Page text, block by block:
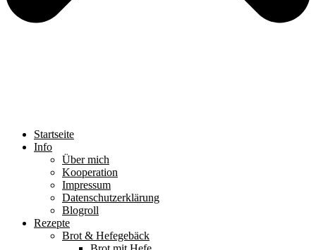
Startseite
Info
Über mich
Kooperation
Impressum
Datenschutzerklärung
Blogroll
Rezepte
Brot & Hefegebäck